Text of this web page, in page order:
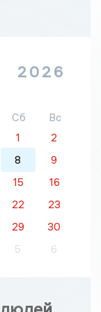
2026
Сб
Вс
1
2
8
9
15
16
22
23
29
30
5 6